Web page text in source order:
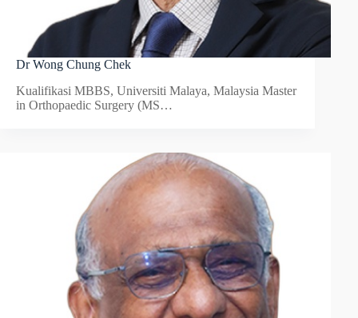
Dr Wong Chung Chek
Kualifikasi MBBS, Universiti Malaya, Malaysia Master
in Orthopaedic Surgery (MS…